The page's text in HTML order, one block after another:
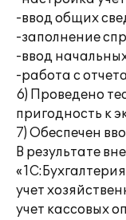
-ввод общих
-заполнение
-ввод
-работа с
6) Проведено
пригодность к
7) Обеспечен
В результате
учет
учет кассовых